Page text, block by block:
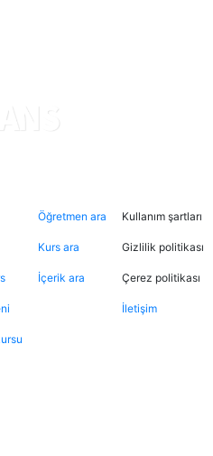
çok arkadaşlık
eğlenceli yöntemlerle
ve bu dersleri daha keyifli
Emma ile
öğretmesini büyük bir
Öğretmen ara
Kurs ara
İçerik ara
Kullanım şartları
Gizlilik politikası
Çerez politikası
İletişim